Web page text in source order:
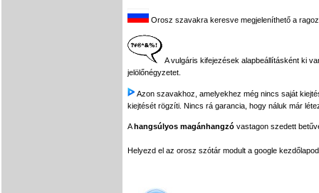
Orosz szavakra keresve megjeleníthető a
A vulgáris kifejezések alapbeállításként ki
jelölőnégyzetet.
Azon szavakhoz, amelyekhez még nincs saját
kiejtését rögzíti. Nincs rá garancia, hogy náluk már
Ahangsúlyos magánhangzó vastagon szedett
Helyezd el az orosz szótár modult a google